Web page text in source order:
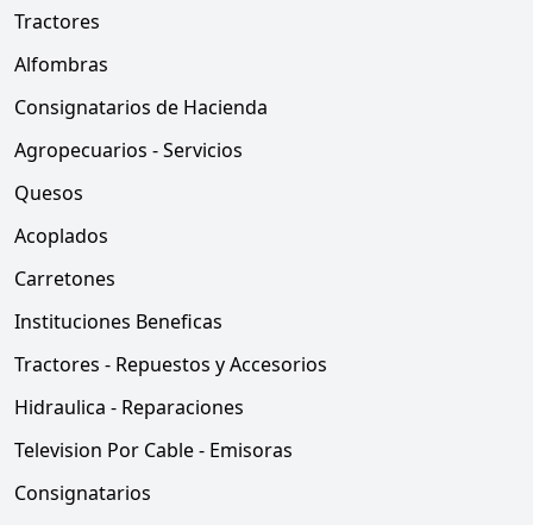
Tractores
Alfombras
Consignatarios de Hacienda
Agropecuarios - Servicios
Quesos
Acoplados
Carretones
Instituciones Beneficas
Tractores - Repuestos y Accesorios
Hidraulica - Reparaciones
Television Por Cable - Emisoras
Consignatarios